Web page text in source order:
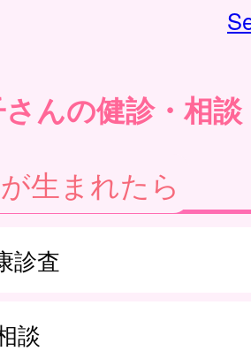
んの健診・相
生まれたら
診査
談